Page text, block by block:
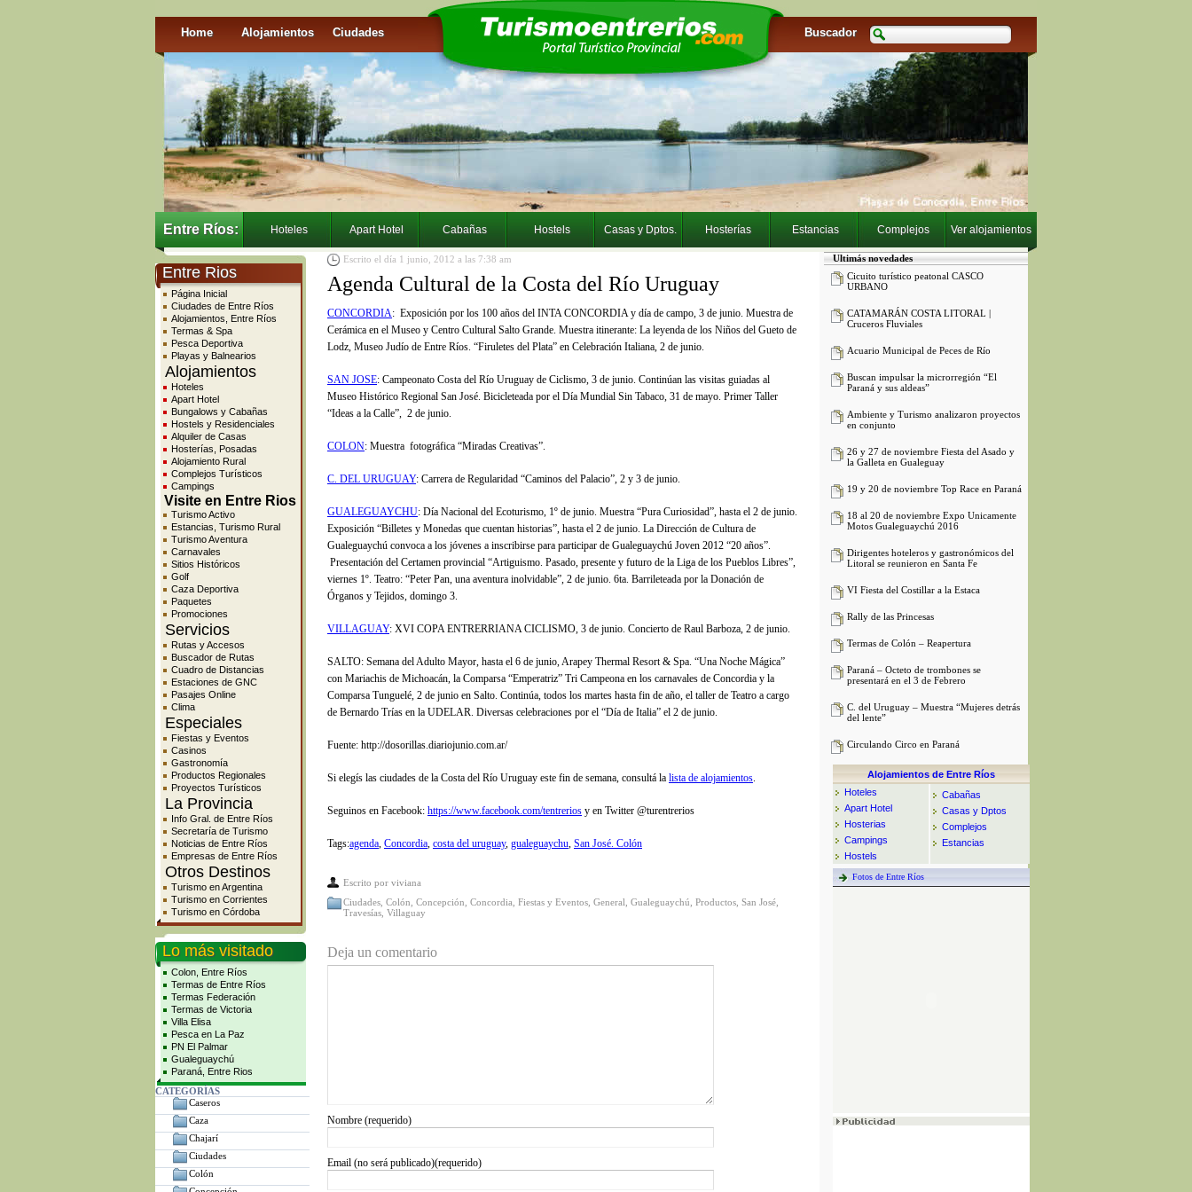
Home Alojamientos Ciudades Buscador
Entre Ríos: Hoteles Apart Hotel Cabañas Hostels Casas y Dptos. Hosterías Estancias Complejos Ver alojamientos
Entre Rios
Página Inicial
Ciudades de Entre Ríos
Alojamientos, Entre Ríos
Termas & Spa
Pesca Deportiva
Playas y Balnearios
Alojamientos
Hoteles
Apart Hotel
Bungalows y Cabañas
Hostels y Residenciales
Alquiler de Casas
Hosterías, Posadas
Alojamiento Rural
Complejos Turísticos
Campings
Visite en Entre Rios
Turismo Activo
Estancias, Turismo Rural
Turismo Aventura
Carnavales
Sitios Históricos
Golf
Caza Deportiva
Paquetes
Promociones
Servicios
Rutas y Accesos
Buscador de Rutas
Cuadro de Distancias
Estaciones de GNC
Pasajes Online
Clima
Especiales
Fiestas y Eventos
Casinos
Gastronomía
Productos Regionales
Proyectos Turísticos
La Provincia
Info Gral. de Entre Ríos
Secretaría de Turismo
Noticias de Entre Ríos
Empresas de Entre Ríos
Otros Destinos
Turismo en Argentina
Turismo en Corrientes
Turismo en Córdoba
Lo más visitado
Colon, Entre Ríos
Termas de Entre Ríos
Termas Federación
Termas de Victoria
Villa Elisa
Pesca en La Paz
PN El Palmar
Gualeguaychú
Paraná, Entre Rios
CATEGORÍAS
Caseros
Caza
Chajarí
Ciudades
Colón
Escrito el día 1 junio, 2012 a las 7:38 am
Agenda Cultural de la Costa del Río Uruguay
CONCORDIA: Exposición por los 100 años del INTA CONCORDIA y día de campo, 3 de junio. Muestra de
Cerámica en el Museo y Centro Cultural Salto Grande. Muestra itinerante: La leyenda de los Niños del Gueto de
Lodz, Museo Judío de Entre Ríos. “Firuletes del Plata” en Celebración Italiana, 2 de junio.
SAN JOSE: Campeonato Costa del Río Uruguay de Ciclismo, 3 de junio. Continúan las visitas guiadas al
Museo Histórico Regional San José. Bicicleteada por el Día Mundial Sin Tabaco, 31 de mayo. Primer Taller
“Ideas a la Calle”, 2 de junio.
COLON: Muestra fotográfica “Miradas Creativas”.
C. DEL URUGUAY: Carrera de Regularidad “Caminos del Palacio”, 2 y 3 de junio.
GUALEGUAYCHU: Día Nacional del Ecoturismo, 1º de junio. Muestra “Pura Curiosidad”, hasta el 2 de junio.
Exposición “Billetes y Monedas que cuentan historias”, hasta el 2 de junio. La Dirección de Cultura de
Gualeguaychú convoca a los jóvenes a inscribirse para participar de Gualeguaychú Joven 2012 “20 años”.
Presentación del Certamen provincial “Artiguismo. Pasado, presente y futuro de la Liga de los Pueblos Libres”,
viernes 1º. Teatro: “Peter Pan, una aventura inolvidable”, 2 de junio. 6ta. Barrileteada por la Donación de
Órganos y Tejidos, domingo 3.
VILLAGUAY: XVI COPA ENTRERRIANA CICLISMO, 3 de junio. Concierto de Raul Barboza, 2 de junio.
SALTO: Semana del Adulto Mayor, hasta el 6 de junio, Arapey Thermal Resort & Spa. “Una Noche Mágica”
con Mariachis de Michoacán, la Comparsa “Emperatriz” Tri Campeona en los carnavales de Concordia y la
Comparsa Tunguelé, 2 de junio en Salto. Continúa, todos los martes hasta fin de año, el taller de Teatro a cargo
de Bernardo Trías en la UDELAR. Diversas celebraciones por el “Día de Italia” el 2 de junio.
Fuente: http://dosorillas.diariojunio.com.ar/
Si elegís las ciudades de la Costa del Río Uruguay este fin de semana, consultá la lista de alojamientos.
Seguinos en Facebook: https://www.facebook.com/tentrerios y en Twitter @turentrerios
Tags:agenda, Concordia, costa del uruguay, gualeguaychu, San José. Colón
Escrito por viviana
Ciudades Colón Concepción Concordia Fiestas y Eventos General Gualeguaychú Productos San José
Travesías Villaguay
Deja un comentario
Nombre (requerido)
Email (no será publicado)(requerido)
Ultimás novedades
Cicuito turístico peatonal CASCO
URBANO
CATAMARÁN COSTA LITORAL |
Cruceros Fluviales
Acuario Municipal de Peces de Río
Buscan impulsar la microrregión “El
Paraná y sus aldeas”
Ambiente y Turismo analizaron proyectos
en conjunto
26 y 27 de noviembre Fiesta del Asado y
la Galleta en Gualeguay
19 y 20 de noviembre Top Race en Paraná
18 al 20 de noviembre Expo Unicamente
Motos Gualeguaychú 2016
Dirigentes hoteleros y gastronómicos del
Litoral se reunieron en Santa Fe
VI Fiesta del Costillar a la Estaca
Rally de las Princesas
Termas de Colón – Reapertura
Paraná – Octeto de trombones se
presentará en el 3 de Febrero
C. del Uruguay – Muestra “Mujeres detrás
del lente”
Circulando Circo en Paraná
Alojamientos de Entre Ríos
Hoteles
Apart Hotel
Hosterias
Campings
Hostels
Cabañas
Casas y Dptos
Complejos
Estancias
Fotos de Entre Ríos